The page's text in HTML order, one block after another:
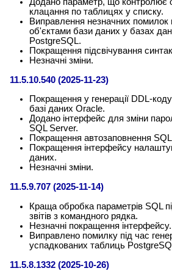
клацання по таблицях у списку.
Виправлення незначних помилок
об'єктами бази даних у базах
PostgreSQL.
Покращення підсвічування
Незначні зміни.
11.5.10.540 (2025-11-23)
Покращення у генерації DDL-
базі даних Oracle.
Додано інтерфейс для зміни
SQL Server.
Покращення автозаповнення
Покращення інтерфейсу
даних.
Незначні зміни.
11.5.9.707 (2025-11-14)
Краща обробка параметрів SQL
звітів з командного рядка.
Незначні покращення інтерфейсу.
Виправлено помилку під час
успадкованих таблиць
11.5.8.1332 (2025-10-26)